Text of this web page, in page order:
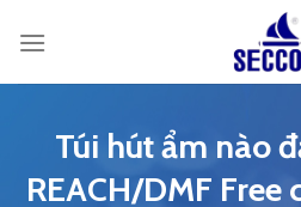
Túi hút ẩm nào
REACH/DMF Free